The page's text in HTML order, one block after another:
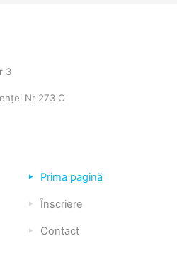
3
Nr 273 C
Prima pagină
Înscriere
Contact